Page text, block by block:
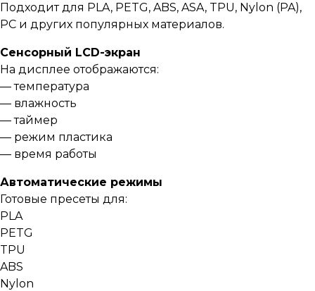
Подходит для PLA, PETG, ABS, ASA, TPU, Nylon (PA),
PC и других популярных материалов.
Сенсорный LCD-экран
На дисплее отображаются:
— температура
— влажность
— таймер
— режим пластика
— время работы
Автоматические режимы
Готовые пресеты для:
PLA
PETG
TPU
ABS
Nylon